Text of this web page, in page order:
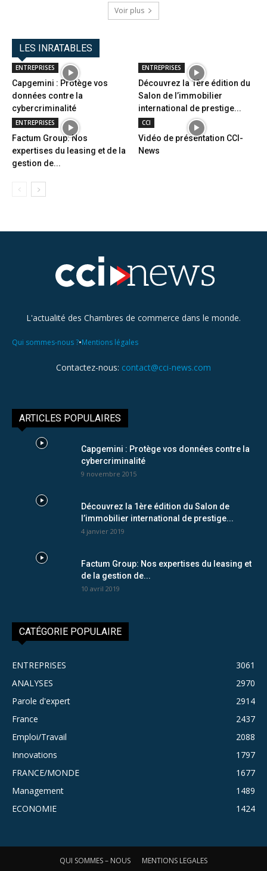
Voir plus
LES INRATABLES
ENTREPRISES
Capgemini : Protège vos
données contre la
cybercriminalité
ENTREPRISES
Découvrez la 1ère édition du
Salon de l’immobilier
international de prestige...
ENTREPRISES
Factum Group: Nos
expertises du leasing et de la
gestion de...
CCI
Vidéo de présentation CCI-
News
L'actualité des Chambres de commerce dans le monde.
Qui sommes-nous ?•Mentions légales
Contactez-nous: contact@cci-news.com
ARTICLES POPULAIRES
Capgemini : Protège vos données contre la
cybercriminalité
9 novembre 2015
Découvrez la 1ère édition du Salon de
l’immobilier international de prestige...
4 janvier 2019
Factum Group: Nos expertises du leasing et
de la gestion de...
10 avril 2019
CATÉGORIE POPULAIRE
ENTREPRISES
3061
ANALYSES
2970
Parole d'expert
2914
France
2437
Emploi/Travail
2088
Innovations
1797
FRANCE/MONDE
1677
Management
1489
ECONOMIE
1424
QUI SOMMES – NOUS MENTIONS LEGALES